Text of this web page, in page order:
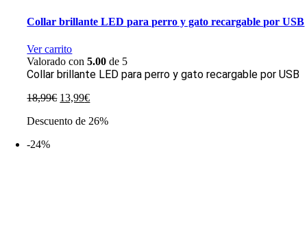
Collar brillante LED para perro y gato recargable por USB
Ver carrito
Valorado con5.00 de 5
Collar brillante LED para perro y gato recargable por USB
18,99€ El
original
13,99€El
actual
Descuento de 26%
-24%